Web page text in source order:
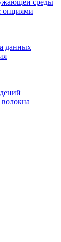
среды
опциями
данных